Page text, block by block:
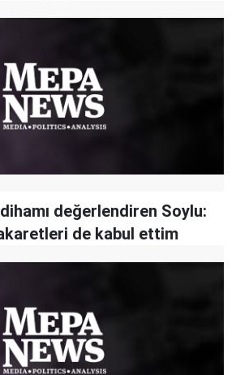
değerlendiren Soylu:
de kabul ettim